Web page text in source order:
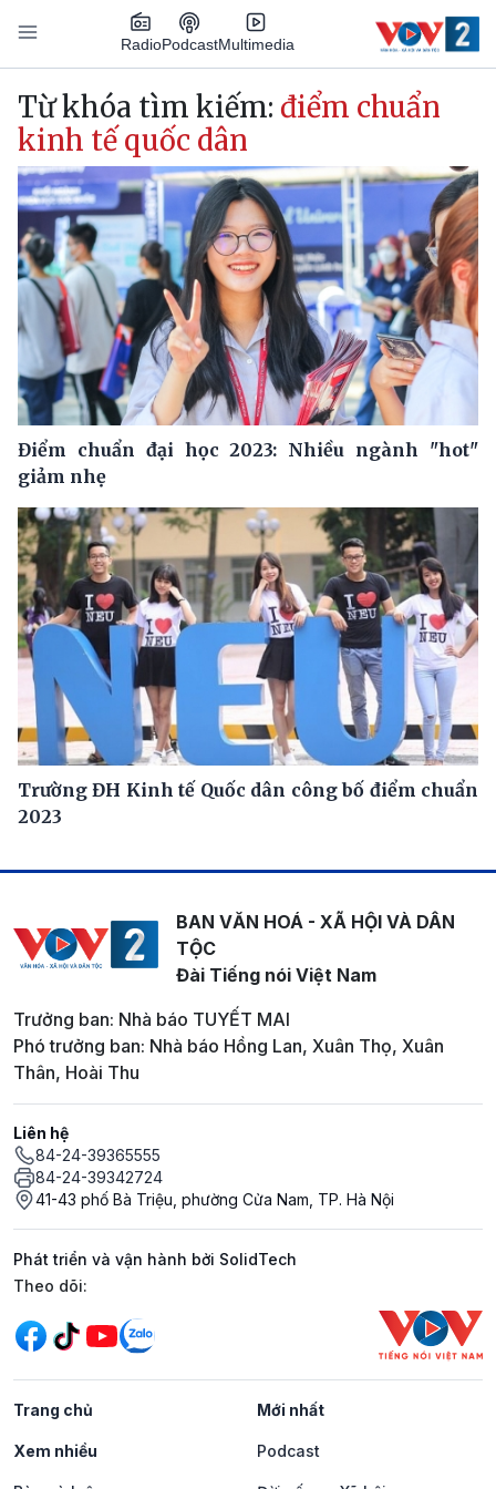
Nhảy đến nội dung
RadioPodcastMultimedia
Main navigation
Từ khóa tìm kiếm: điểm chuẩn
kinh tế quốc dân
Điểm chuẩn đại học 2023: Nhiều ngành "hot"
giảm nhẹ
Trường ĐH Kinh tế Quốc dân công bố điểm chuẩn
2023
BAN VĂN HOÁ - XÃ HỘI VÀ DÂN
TỘC
Đài Tiếng nói Việt Nam
Trưởng ban: Nhà báo TUYẾT MAI
Phó trưởng ban: Nhà báo Hồng Lan, Xuân Thọ, Xuân
Thân, Hoài Thu
Liên hệ
84-24-39365555
84-24-39342724
41-43 phố Bà Triệu, phường Cửa Nam, TP. Hà Nội
Phát triển và vận hành bởi SolidTech
Mạng xã hội
Theo dõi:
Trang chủ Mới nhất
Xem nhiều Podcast